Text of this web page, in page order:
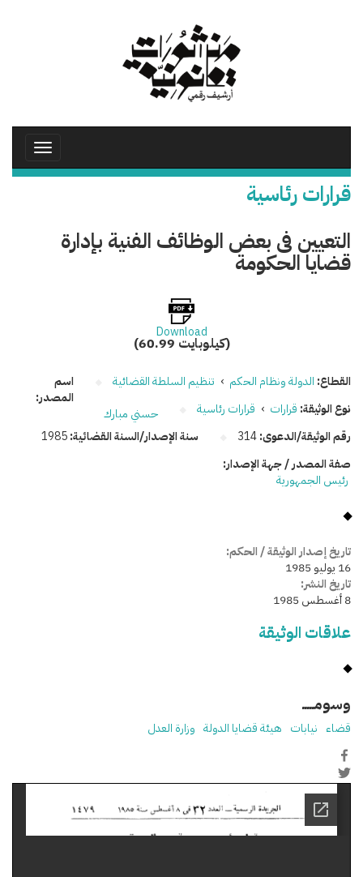
Toggle
قرارات رئاسية
التعيين فى بعض الوظائف الفنية بإدارة
قضايا الحكومة
Download
(60.99 كيلوبايت)
القطاع: الدولة ونظام الحكم › تنظيم السلطة القضائية
نوع الوثيقة: قرارات › قرارات رئاسية
رقم الوثيقة/الدعوى:314 سنة الإصدار/السنة القضائية:1985
اسم
المصدر:
حسني مبارك
صفة المصدر / جهة الإصدار:
رئيس الجمهورية
تاريخ إصدار الوثيقة / الحكم:
16 يوليو 1985
تاريخ النشر:
8 أغسطس 1985
علاقات الوثيقة
وسومـــــ
قضاء نيابات هيئة قضايا الدولة وزارة العدل